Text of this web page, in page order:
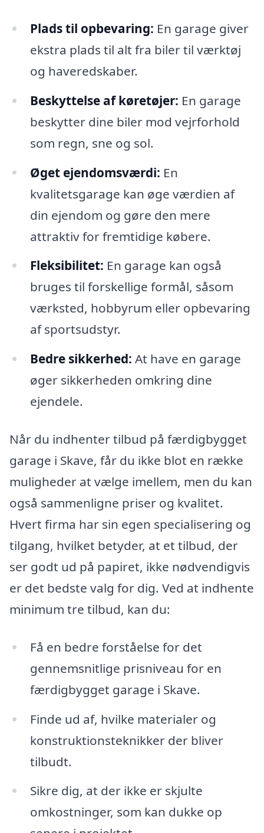
Plads til opbevaring: En garage giver
ekstra plads til alt fra biler til værktøj
og haveredskaber.
Beskyttelse af køretøjer: En garage
beskytter dine biler mod vejrforhold
som regn, sne og sol.
Øget ejendomsværdi: En
kvalitetsgarage kan øge værdien af
din ejendom og gøre den mere
attraktiv for fremtidige købere.
Fleksibilitet: En garage kan også
bruges til forskellige formål, såsom
værksted, hobbyrum eller opbevaring
af sportsudstyr.
Bedre sikkerhed: At have en garage
øger sikkerheden omkring dine
ejendele.
Når du indhenter tilbud på færdigbygget
garage i Skave, får du ikke blot en række
muligheder at vælge imellem, men du kan
også sammenligne priser og kvalitet.
Hvert firma har sin egen specialisering og
tilgang, hvilket betyder, at et tilbud, der
ser godt ud på papiret, ikke nødvendigvis
er det bedste valg for dig. Ved at indhente
minimum tre tilbud, kan du:
Få en bedre forståelse for det
gennemsnitlige prisniveau for en
færdigbygget garage i Skave.
Finde ud af, hvilke materialer og
konstruktionsteknikker der bliver
tilbudt.
Sikre dig, at der ikke er skjulte
omkostninger, som kan dukke op